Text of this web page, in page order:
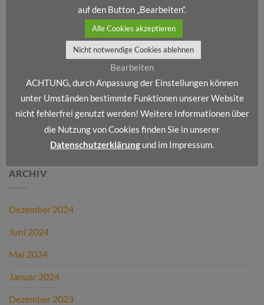
Frohe Weihnachten und ein erfolgreiches neues Jahr!
Wir stellen vor: Dienstleistungsportfolio IV
Wir stellen vor: Dienstleistungsportfolio III
Wir stellen vor: Dienstleistungsportfolio II
Wir stellen vor: Dienstleistungsportfolio I
NEUESTE KOMMENTARE
ARCHIV
Dezember 2024
Juni 2024
Mai 2024
Januar 2024
Dezember 2023
auf den Button „Bearbeiten“.
Alle Cookies akzeptieren
Nicht notwendige Cookies ablehnen
Bearbeiten
ACHTUNG, durch Anpassung der Einstellungen können
unter Umständen bestimmte Funktionen unserer Website
nicht fehlerfrei genutzt werden! Weitere Informationen über
die Nutzung von Cookies finden Sie in unserer
Datenschutzerklärung und im Impressum.